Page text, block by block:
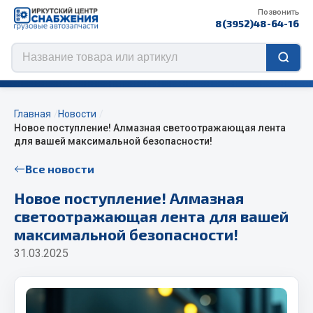
Позвонить
8(3952)48-64-16
ЦЕПИ BOHU (Китай)
Изготовление цепей на колеса BOHU
Весь раздел
Главная
Новости
Новое поступление! Алмазная светоотражающая лента
для вашей максимальной безопасности!
Все новости
Новое поступление! Алмазная
светоотражающая лента для вашей
максимальной безопасности!
31.03.2025